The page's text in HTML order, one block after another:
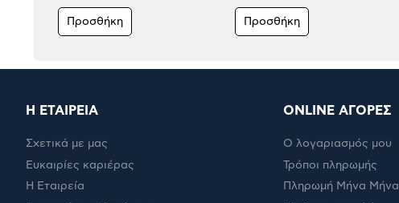
Προσθήκη Προσθήκη
Η ΕΤΑΙΡΕΙΑ
Σχετικά με μας
Ευκαιρίες καριέρας
Η Εταιρεία
ONLINE ΑΓΟΡΕΣ
Ο λογαριασμός μου
Τρόποι πληρωμής
Πληρωμή Μήνα Μήνα